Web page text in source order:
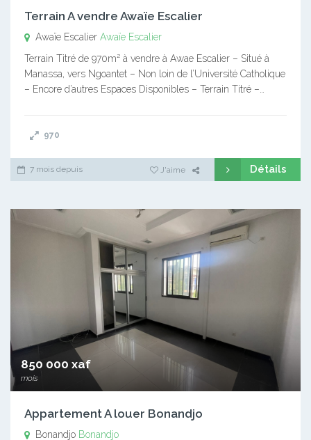
Terrain A vendre Awaïe Escalier
Awaïe Escalier Awaïe Escalier
Terrain Titré de 970m² à vendre à Awae Escalier – Situé à
Manassa, vers Ngoantet – Non loin de l’Université Catholique
– Encore d’autres Espaces Disponibles – Terrain Titré –…
970
7 mois depuis J'aime Détails
850 000 xaf
mois
Appartement A louer Bonandjo
Bonandjo Bonandjo